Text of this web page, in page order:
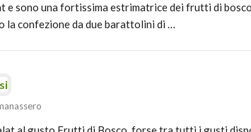
e sono una fortissima estrimatrice dei frutti di
la confezione da due barattolini di …